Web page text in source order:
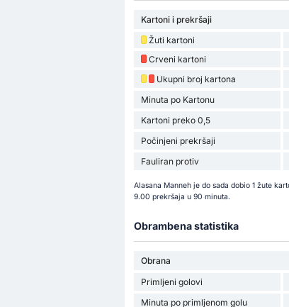
Kartoni i prekršaji
Žuti kartoni
Crveni kartoni
Ukupni broj kartona
Minuta po Kartonu
Kartoni preko 0,5
Počinjeni prekršaji
Fauliran protiv
Alasana Manneh je do sada dobio 1 žute
9.00 prekršaja u 90 minuta.
Obrambena statistika
Obrana
Primljeni golovi
Minuta po primljenom golu